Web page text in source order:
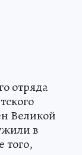
отряда
Великой
в
того,